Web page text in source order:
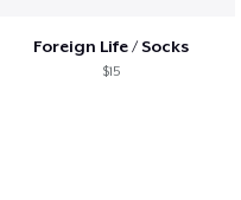
Foreign Life / Socks
$15